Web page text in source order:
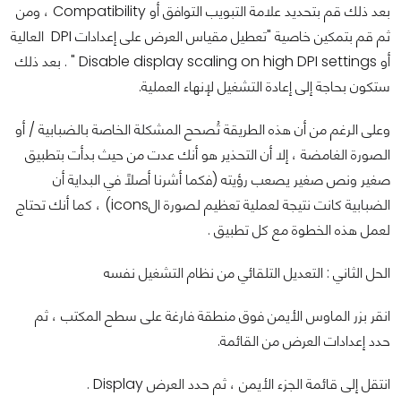
بعد ذلك قم بتحديد علامة التبويب التوافق أو Compatibility ، ومن
ثم قم بتمكين خاصية "تعطيل مقياس العرض على إعدادات DPI العالية
أو Disable display scaling on high DPI settings " . بعد ذلك
ستكون بحاجة إلى إعادة التشغيل لإنهاء العملية.
وعلى الرغم من أن هذه الطريقة تُصحح المشكلة الخاصة بالضبابية / أو
الصورة الغامضة ، إلا أن التحذير هو أنك عدت من حيث بدأت بتطبيق
صغير ونص صغير يصعب رؤيته (فكما أشرنا أصلاً في البداية أن
الضبابية كانت نتيجة لعملية تعظيم لصورة الicons) ، كما أنك تحتاج
لعمل هذه الخطوة مع كل تطبيق .
الحل الثاني : التعديل التلقائي من نظام التشغيل نفسه
انقر بزر الماوس الأيمن فوق منطقة فارغة على سطح المكتب ، ثم
حدد إعدادات العرض من القائمة.
انتقل إلى قائمة الجزء الأيمن ، ثم حدد العرض Display .